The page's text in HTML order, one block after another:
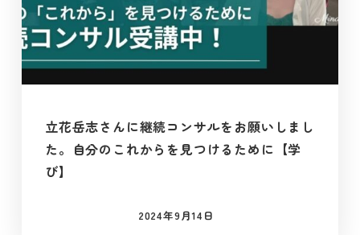
立花岳志さんに継続コンサルをお願いしまし
た。自分のこれからを見つけるために【学
び】
投稿日
2024年9月14日